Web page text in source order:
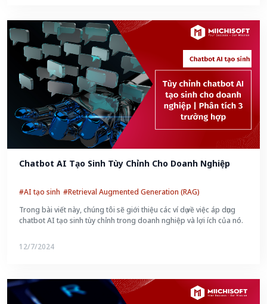
Chatbot AI Tạo Sinh Tùy Chỉnh Cho Doanh Nghiệp
#AI tạo sinh #Retrieval Augmented Generation (RAG)
Trong bài viết này, chúng tôi sẽ giới thiệu các ví dụ về việc áp dụng
chatbot AI tạo sinh tùy chỉnh trong doanh nghiệp và lợi ích của nó.
12/7/2024